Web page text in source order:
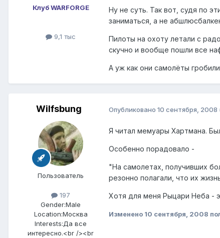
Клуб WARFORGE
9,1 тыс
Ну не суть. Так вот, судя по
заниматься, а не
Пилоты на охоту летали с
скучно и вообще пошли все
А уж как они самолёты
Wilfsbung
Пользователь
197
Gender:Male
Location:Москва
Interests:Да все
интересно.<br /><br
Опубликовано 10 сентября, 2008
Я читал мемуары Хартмана.
Особенно порадовало -
"На самолетах, получивших
резонно полагали, что их
Хотя для меня Рыцари Неба -
Изменено 10 сентября, 2008